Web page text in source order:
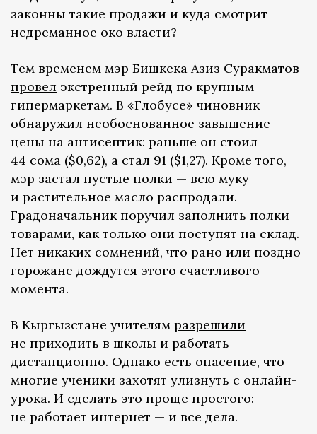
законны такие продажи и куда смотрит
недреманное око власти?
Тем временем мэр Бишкека Азиз Суракматов
провел экстренный рейд по крупным
гипермаркетам. В «Глобусе» чиновник
обнаружил необоснованное завышение
цены на антисептик: раньше он стоил
44 сома ($0,62), а стал 91 ($1,27). Кроме того,
мэр застал пустые полки — всю муку
и растительное масло распродали.
Градоначальник поручил заполнить полки
товарами, как только они поступят на склад.
Нет никаких сомнений, что рано или поздно
горожане дождутся этого счастливого
момента.
В Кыргызстане учителям разрешили
не приходить в школы и работать
дистанционно. Однако есть опасение, что
многие ученики захотят улизнуть с онлайн-
урока. И сделать это проще простого:
не работает интернет — и все дела.